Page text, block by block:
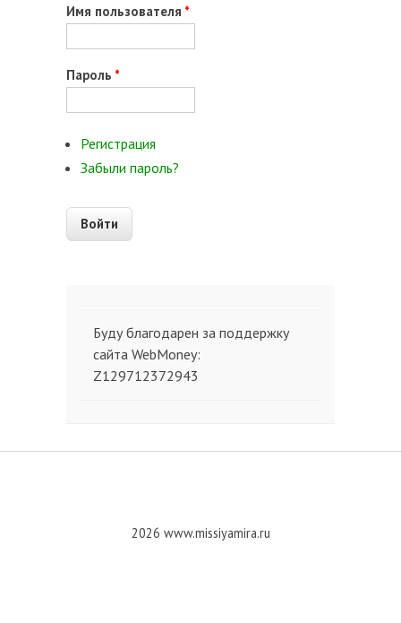
Имя пользователя *
Пароль *
Регистрация
Забыли пароль?
Буду благодарен за поддержку
сайта WebMoney:
Z129712372943
2026 www.missiyamira.ru